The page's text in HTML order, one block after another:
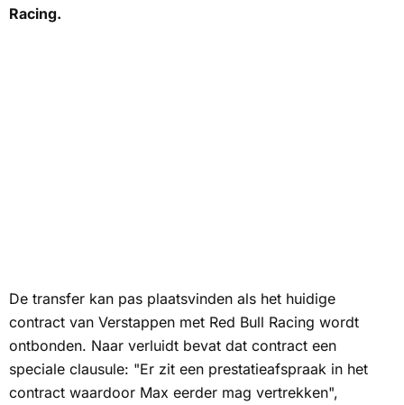
Racing.
De transfer kan pas plaatsvinden als het huidige
contract van Verstappen met Red Bull Racing wordt
ontbonden. Naar verluidt bevat dat contract een
speciale clausule: "Er zit een prestatieafspraak in het
contract waardoor Max eerder mag vertrekken",